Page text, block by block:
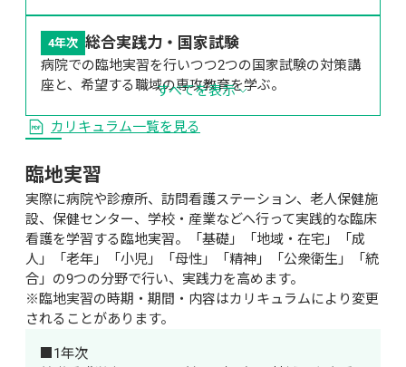
4年次 総合実践力・国家試験
病院での臨地実習を行いつつ2つの国家試験の対策講
座と、希望する職域の専攻教育を学ぶ。
すべてを表示
カリキュラム一覧を見る
臨地実習
実際に病院や診療所、訪問看護ステーション、老人保健施
設、保健センター、学校・産業などへ行って実践的な臨床
看護を学習する臨地実習。「基礎」「地域・在宅」「成
人」「老年」「小児」「母性」「精神」「公衆衛生」「統
合」の9つの分野で行い、実践力を高めます。
※臨地実習の時期・期間・内容はカリキュラムにより変更
されることがあります。
■1年次